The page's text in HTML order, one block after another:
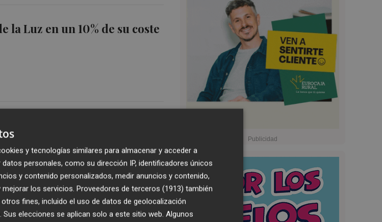
la Luz en un 10% de su coste
de la sentencia contra
y tecnologías similares para almacenar y acceder a
personales, como su dirección IP, identificadores únicos
y contenido personalizados, medir anuncios y contenido,
los servicios. Proveedores de terceros (1913) también
fines, incluido el uso de datos de geolocalización
elecciones se aplican solo a este sitio web. Algunos